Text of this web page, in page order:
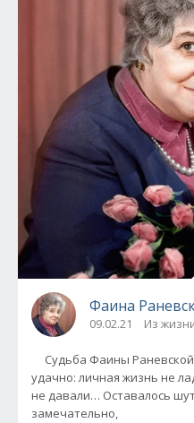
Фаина
09.02.21 Из
Судьба Фаины Раневской
удачно: личная жизнь не
не давали… Оставалось шутить, и делала она это столь
замечательно,